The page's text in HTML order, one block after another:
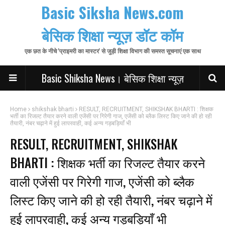
Basic Siksha News.com
बेसिक शिक्षा न्यूज़ डॉट कॉम
एक छत के नीचे 'प्राइमरी का मास्टर' से जुड़ी शिक्षा विभाग की समस्त सूचनाएं एक साथ
Basic Shiksha News। बेसिक शिक्षा न्यूज़
Home shikshak bharti
RESULT, RECRUITMENT, SHIKSHAK BHARTI : शिक्षक
भर्ती का रिजल्ट तैयार करने वाली एजेंसी पर गिरेगी गाज, एजेंसी को ब्लैक लिस्ट किए जाने की हो रही
तैयारी, नंबर चढ़ाने में हुई लापरवाही, कई अन्य गड़बड़ियाँ भी
RESULT, RECRUITMENT, SHIKSHAK
BHARTI : शिक्षक भर्ती का रिजल्ट तैयार करने
वाली एजेंसी पर गिरेगी गाज, एजेंसी को ब्लैक
लिस्ट किए जाने की हो रही तैयारी, नंबर चढ़ाने में
हुई लापरवाही, कई अन्य गड़बड़ियाँ भी